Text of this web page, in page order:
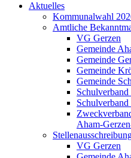
Aktuelles
Kommunalwahl
Amtliche
VG Gerzen
Gemeinde
Gemeinde
Gemeinde
Gemeinde
Schulverband
Aham-
VG Gerzen